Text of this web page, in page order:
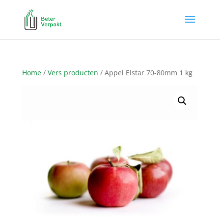
Home/ Vers producten / Appel Elstar 70-80mm 1 kg